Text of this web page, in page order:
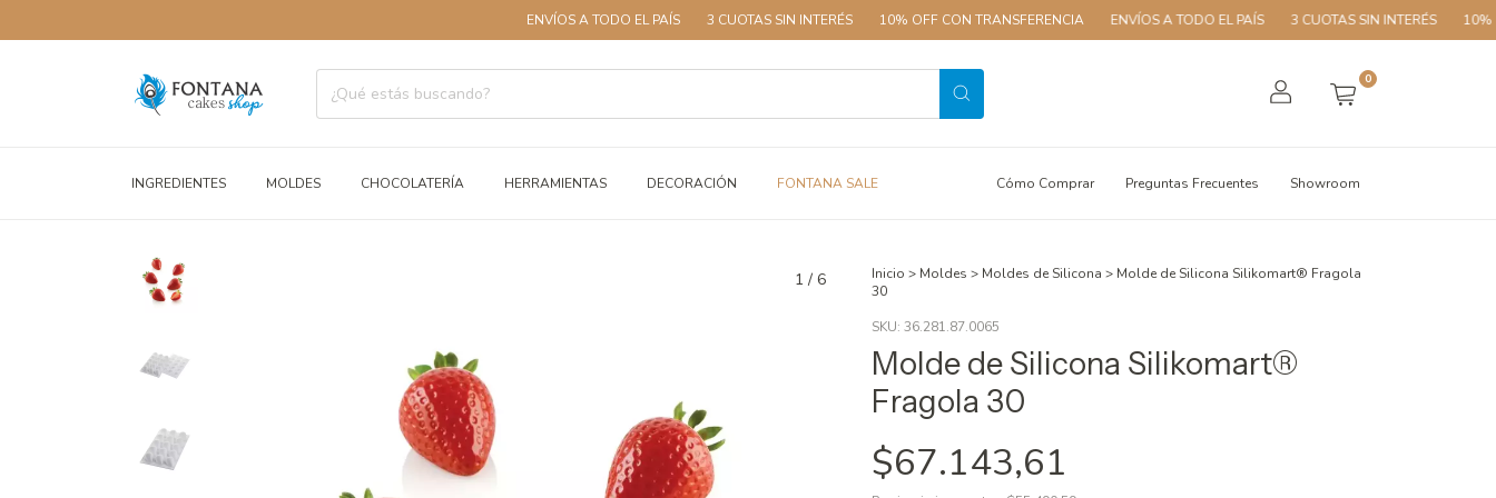
ENVÍOS A TODO EL PAÍS 3 CUOTAS SIN INTERÉS 10% OFF CON TRANSFERENCIA ENVÍOS A TODO EL PAÍS 3 CUOTAS SIN INTERÉS 10% OFF
0
INGREDIENTES MOLDES CHOCOLATERÍA HERRAMIENTAS DECORACIÓN FONTANA SALE Cómo Comprar Preguntas Frecuentes Showroom
1 / 6 Inicio > Moldes > Moldes de Silicona > Molde de Silicona Silikomart® Fragola
30
SKU: 36.281.87.0065
Molde de Silicona Silikomart®
Fragola 30
$67.143,61